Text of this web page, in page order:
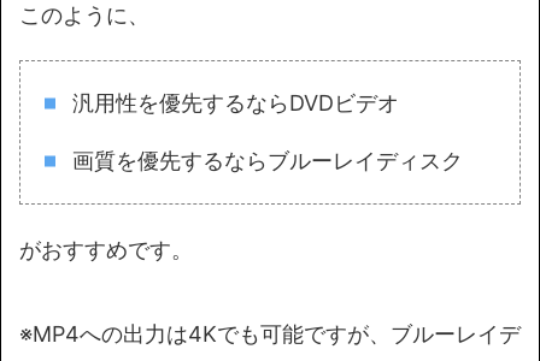
このように、
汎用性を優先するならDVDビデオ
画質を優先するならブルーレイディスク
がおすすめです。
※MP4への出力は4Kでも可能ですが、ブルーレイデ